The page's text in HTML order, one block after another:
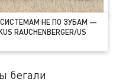
НЕ ПО ЗУБАМ —
RAUCHENBERGER/US
бегали